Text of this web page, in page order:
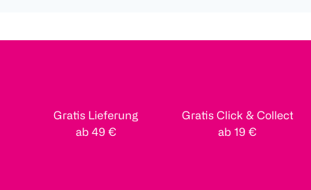
Gratis Lieferung
ab 49 €
Gratis Click & Collect
ab 19 €